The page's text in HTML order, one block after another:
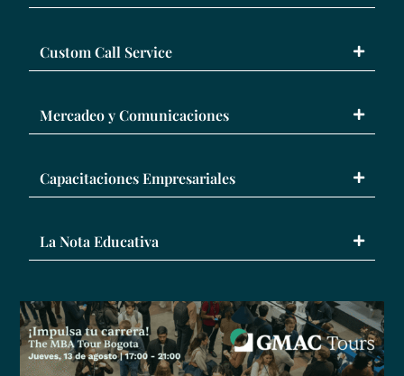
Custom Call Service
Mercadeo y Comunicaciones
Capacitaciones Empresariales
La Nota Educativa